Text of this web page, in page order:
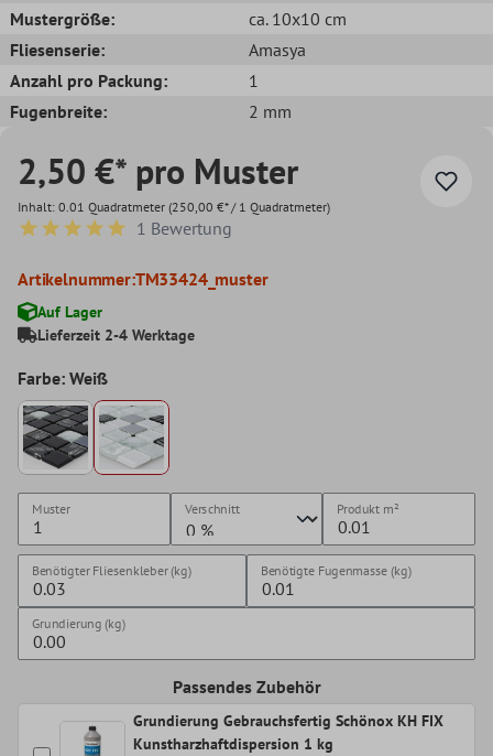
Mustergröße:
ca. 10x10 cm
Fliesenserie:
Amasya
Anzahl pro Packung:
1
Fugenbreite:
2 mm
2,50 €* pro Muster
Inhalt: 0.01 Quadratmeter (250,00 €* / 1 Quadratmeter)
Durchschnittliche Bewertung von 5 von 5 Sternen
1 Bewertung
Artikelnummer:TM33424_muster
Auf Lager
Lieferzeit 2-4 Werktage
Farbe: Weiß
Muster Verschnitt Produkt m²
Benötigter Fliesenkleber (kg) Benötigte Fugenmasse (kg)
Grundierung (kg)
Passendes Zubehör
Grundierung Gebrauchsfertig Schönox KH FIX
Kunstharzhaftdispersion 1 kg